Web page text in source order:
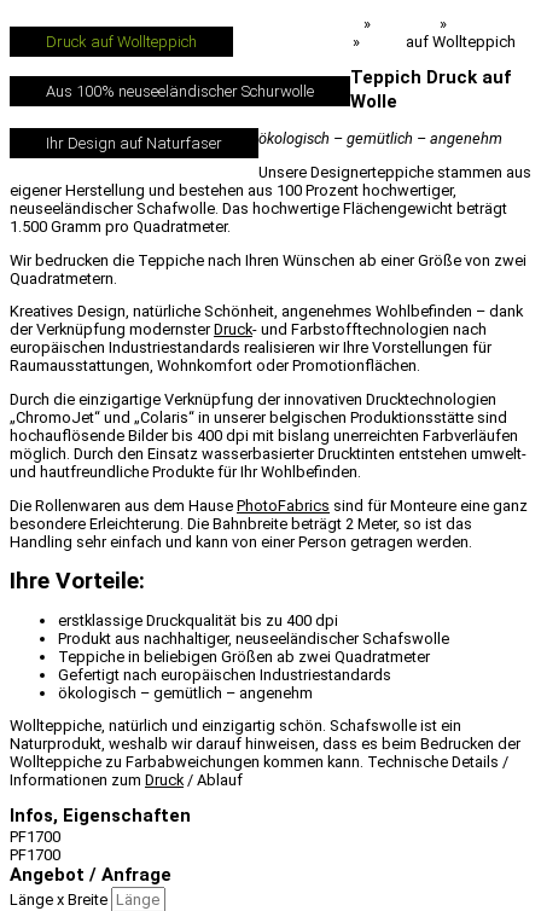
Druck auf Wollteppich
Aus 100% neuseeländischer Schurwolle
Ihr Design auf Naturfaser
»
»
» auf Wollteppich
Teppich Druck auf
Wolle
ökologisch – gemütlich – angenehm
Unsere Designerteppiche stammen aus
eigener Herstellung und bestehen aus 100 Prozent hochwertiger,
neuseeländischer Schafwolle. Das hochwertige Flächengewicht beträgt
1.500 Gramm pro Quadratmeter.
Wir bedrucken die Teppiche nach Ihren Wünschen ab einer Größe von zwei
Quadratmetern.
Kreatives Design, natürliche Schönheit, angenehmes Wohlbefinden – dank
der Verknüpfung modernster Druck- und Farbstofftechnologien nach
europäischen Industriestandards realisieren wir Ihre Vorstellungen für
Raumausstattungen, Wohnkomfort oder Promotionflächen.
Durch die einzigartige Verknüpfung der innovativen Drucktechnologien
„ChromoJet“ und „Colaris“ in unserer belgischen Produktionsstätte sind
hochauflösende Bilder bis 400 dpi mit bislang unerreichten Farbverläufen
möglich. Durch den Einsatz wasserbasierter Drucktinten entstehen umwelt-
und hautfreundliche Produkte für Ihr Wohlbefinden.
Die Rollenwaren aus dem Hause PhotoFabrics sind für Monteure eine ganz
besondere Erleichterung. Die Bahnbreite beträgt 2 Meter, so ist das
Handling sehr einfach und kann von einer Person getragen werden.
Ihre Vorteile:
erstklassige Druckqualität bis zu 400 dpi
Produkt aus nachhaltiger, neuseeländischer Schafswolle
Teppiche in beliebigen Größen ab zwei Quadratmeter
Gefertigt nach europäischen Industriestandards
ökologisch – gemütlich – angenehm
Wollteppiche, natürlich und einzigartig schön. Schafswolle ist ein
Naturprodukt, weshalb wir darauf hinweisen, dass es beim Bedrucken der
Wollteppiche zu Farbabweichungen kommen kann. Technische Details /
Informationen zum Druck/ Ablauf
Infos, Eigenschaften
PF1700
PF1700
Angebot / Anfrage
Länge x Breite